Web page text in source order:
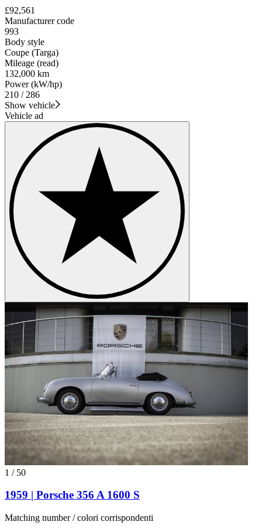
£92,561
Manufacturer code
993
Body style
Coupe (Targa)
Mileage (read)
132,000 km
Power (kW/hp)
210 / 286
Show vehicle
Vehicle ad
1 / 50
1959 | Porsche 356 A 1600 S
Matching number / colori corrispondenti